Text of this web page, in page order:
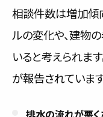
相談件数は増加傾
ルの変化や、建物
いると考えられま
が報告されています
排水の流れが悪